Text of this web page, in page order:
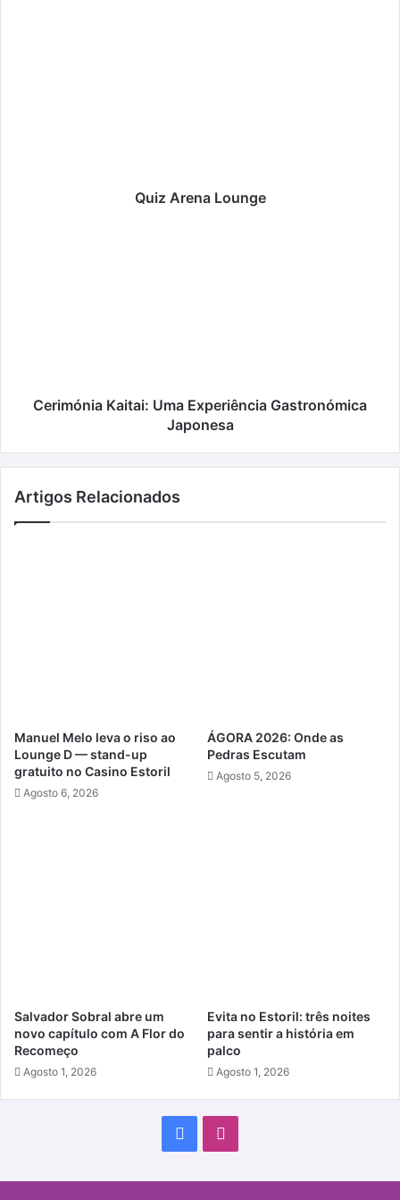
Quiz Arena Lounge
Cerimónia Kaitai: Uma Experiência Gastronómica
Japonesa
Artigos Relacionados
Manuel Melo leva o riso ao
Lounge D — stand-up
gratuito no Casino Estoril
Agosto 6, 2026
ÁGORA 2026: Onde as
Pedras Escutam
Agosto 5, 2026
Salvador Sobral abre um
novo capítulo com A Flor do
Recomeço
Agosto 1, 2026
Evita no Estoril: três noites
para sentir a história em
palco
Agosto 1, 2026
Facebook